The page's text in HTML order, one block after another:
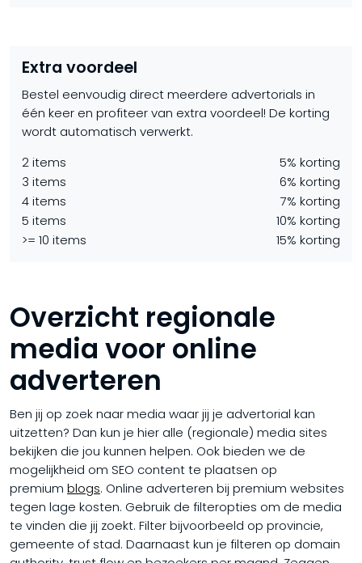
Extra voordeel
Bestel eenvoudig direct meerdere advertorials in
één keer en profiteer van extra voordeel! De korting
wordt automatisch verwerkt.
2 items
5% korting
3 items
6% korting
4 items
7% korting
5 items
10% korting
>= 10 items
15% korting
Overzicht regionale
media voor online
adverteren
Ben jij op zoek naar media waar jij je advertorial kan
uitzetten? Dan kun je hier alle (regionale) media sites
bekijken die jou kunnen helpen. Ook bieden we de
mogelijkheid om SEO content te plaatsen op
premium blogs. Online adverteren bij premium websites
tegen lage kosten. Gebruik de filteropties om de media
te vinden die jij zoekt. Filter bijvoorbeeld op provincie,
gemeente of stad. Daarnaast kun je filteren op domain